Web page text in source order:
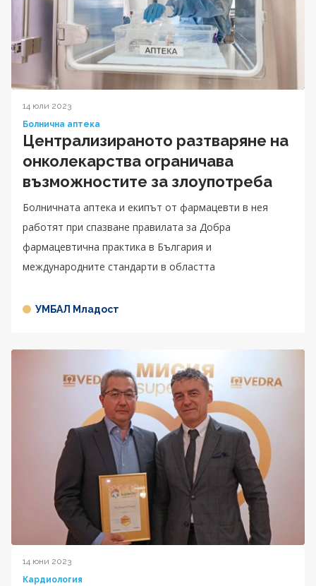
14 юли 2023
Болнична аптека
Централизираното разтваряне на
онколекарства ограничава
възможностите за злоупотреба
Болничната аптека и екипът от фармацевти в нея
работят при спазване правилата за Добра
фармацевтична практика в България и
международните стандарти в областта
УМБАЛ Младост
14 юни 2023
Кардиология